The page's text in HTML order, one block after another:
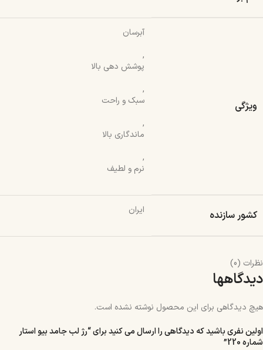
ویژگی
آبرسان
,
پوشش دهی بالا
,
سبک و راحت
,
ماندگاری بالا
,
نرم و لطیف
کشور سازنده ایران
نظرات (0)
دیدگاهها
هیچ دیدگاهی برای این محصول نوشته نشده است.
اولین نفری باشید که دیدگاهی را ارسال می کنید برای “رژ لب جامد بیو استار
شماره 220”